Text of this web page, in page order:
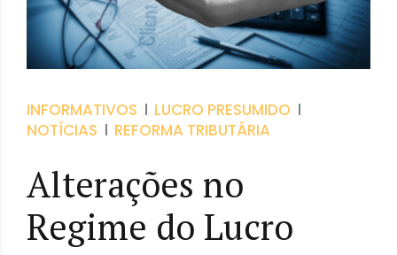
INFORMATIVOS
LUCRO PRESUMIDO
NOTÍCIAS
REFORMA TRIBUTÁRIA
Alterações no
Regime do Lucro